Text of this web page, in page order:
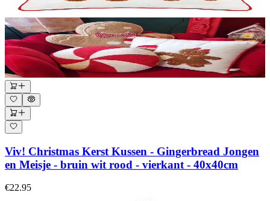
Viv! Christmas Kerst Kussen - Gingerbread Jongen
en Meisje - bruin wit rood - vierkant - 40x40cm
€22.95